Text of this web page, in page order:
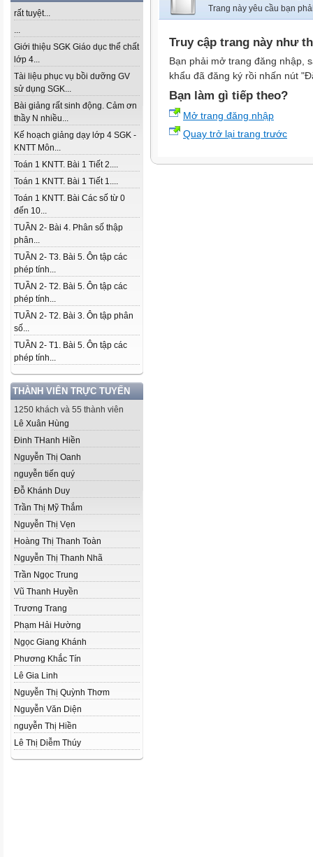
rất tuyệt...
...
Giới thiệu SGK Giáo dục thể chất
lớp 4...
Tài liệu phục vụ bồi dưỡng GV
sử dụng SGK...
Bài giảng rất sinh động. Cảm ơn
thầy N nhiều...
Kế hoạch giảng dạy lớp 4 SGK -
KNTT Môn...
Toán 1 KNTT. Bài 1 Tiết 2....
Toán 1 KNTT. Bài 1 Tiết 1....
Toán 1 KNTT. Bài Các số từ 0
đến 10...
TUẦN 2- Bài 4. Phân số thập
phân...
TUẦN 2- T3. Bài 5. Ôn tập các
phép tính...
TUẦN 2- T2. Bài 5. Ôn tập các
phép tính...
TUẦN 2- T2. Bài 3. Ôn tập phân
số...
TUẦN 2- T1. Bài 5. Ôn tập các
phép tính...
THÀNH VIÊN TRỰC TUYẾN
1250 khách và 55 thành viên
Lê Xuân Hùng
Đinh THanh Hiền
Nguyễn Thị Oanh
nguyễn tiến quý
Đỗ Khánh Duy
Trần Thị Mỹ Thắm
Nguyễn Thị Vẹn
Hoàng Thị Thanh Toàn
Nguyễn Thị Thanh Nhã
Trần Ngọc Trung
Vũ Thanh Huyền
Trương Trang
Phạm Hải Hường
Ngọc Giang Khánh
Phương Khắc Tín
Lê Gia Linh
Nguyễn Thị Quỳnh Thơm
Nguyễn Văn Diện
nguyễn Thị Hiền
Lê Thị Diễm Thúy
Trang này yêu cầu bạn
Truy cập trang này như
Bạn phải mở trang đăng nhập,
khẩu đã đăng ký rồi nhấn nút
Bạn làm gì tiếp theo?
Mở trang đăng nhập
Quay trở lại trang trước